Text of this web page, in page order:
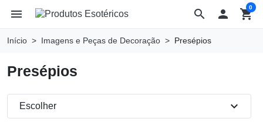
search
menu  shopping_cart
0
Início Imagens e Peças de Decoração Presépios
Presépios
Escolher expand_more